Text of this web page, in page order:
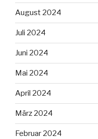
August 2024
Juli 2024
Juni 2024
Mai 2024
April 2024
März 2024
Februar 2024